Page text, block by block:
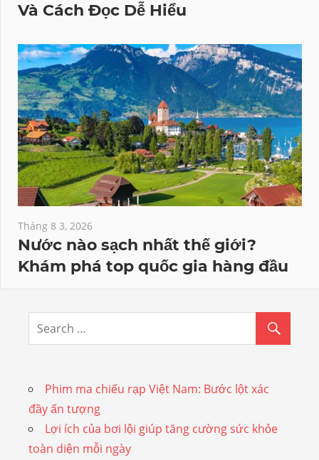
Và Cách Đọc Dễ Hiểu
Tháng 8 3, 2026
Nước nào sạch nhất thế giới?
Khám phá top quốc gia hàng đầu
Phim ma chiếu rạp Việt Nam: Bước lột xác
đầy ấn tượng
Lợi ích của bơi lội giúp tăng cường sức khỏe
toàn diện mỗi ngày